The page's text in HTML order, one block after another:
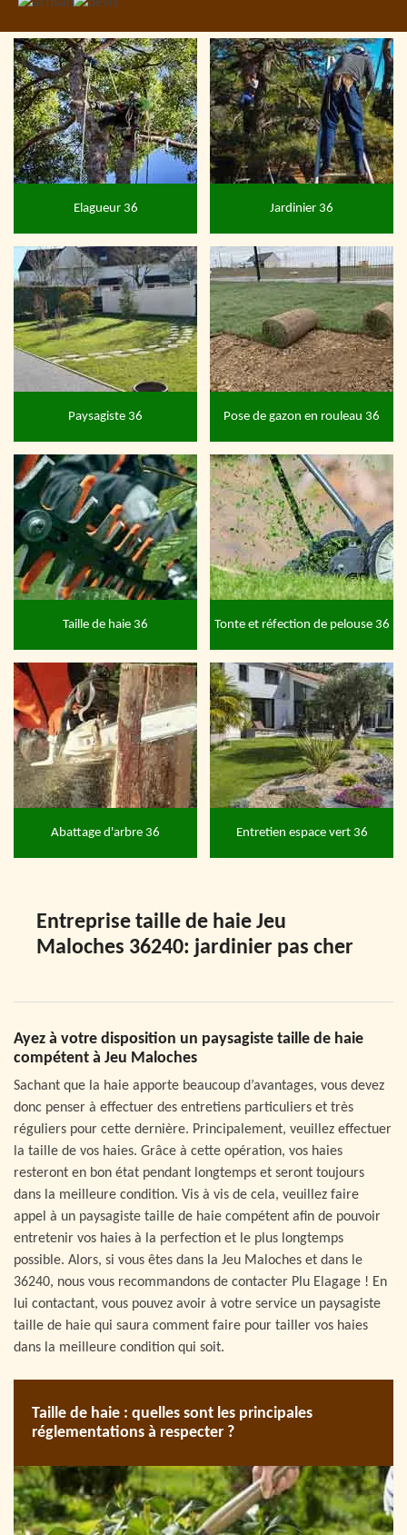
Elagueur 36 Jardinier 36
Paysagiste 36 Pose de gazon en rouleau 36
Taille de haie 36 Tonte et réfection de pelouse 36
Abattage d'arbre 36 Entretien espace vert 36
Entreprise taille de haie Jeu
Maloches 36240: jardinier pas cher
Ayez à votre disposition un paysagiste taille de haie
compétent à Jeu Maloches
Sachant que la haie apporte beaucoup d’avantages, vous devez
donc penser à effectuer des entretiens particuliers et très
réguliers pour cette dernière. Principalement, veuillez effectuer
la taille de vos haies. Grâce à cette opération, vos haies
resteront en bon état pendant longtemps et seront toujours
dans la meilleure condition. Vis à vis de cela, veuillez faire
appel à un paysagiste taille de haie compétent afin de pouvoir
entretenir vos haies à la perfection et le plus longtemps
possible. Alors, si vous êtes dans la Jeu Maloches et dans le
36240, nous vous recommandons de contacter Plu Elagage ! En
lui contactant, vous pouvez avoir à votre service un paysagiste
taille de haie qui saura comment faire pour tailler vos haies
dans la meilleure condition qui soit.
Taille de haie : quelles sont les principales
réglementations à respecter ?